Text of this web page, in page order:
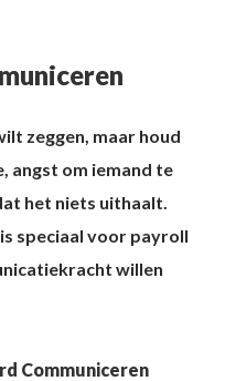
zeggen, maar houd
angst om iemand te
het niets uithaalt.
speciaal voor payroll
willen
Communiceren